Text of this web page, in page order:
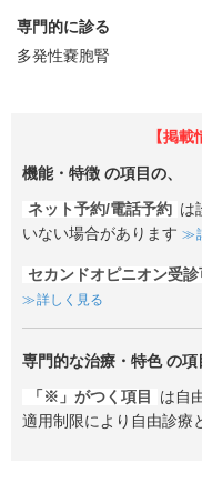
専門的に診る
多発性嚢胞腎
【掲
機能・特徴 の項目の、
ネット予約/電話予約 は
いない場合があります
セカンドオピニオン受診
詳しく見る
専門的な治療・特色の項
「※」がつく項目
は自
適用制限により自由診療